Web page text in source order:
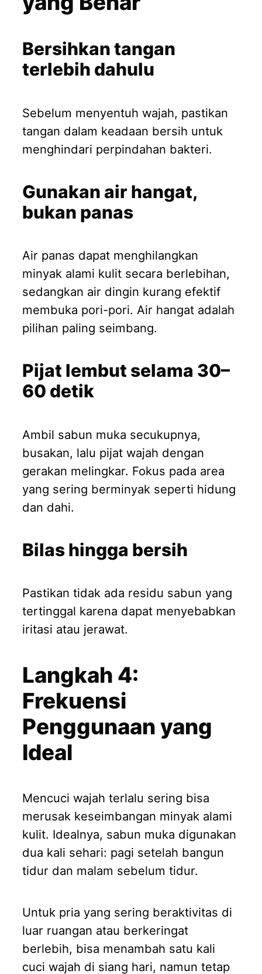
Bersihkan tangan
terlebih dahulu
Sebelum menyentuh wajah, pastikan
tangan dalam keadaan bersih untuk
menghindari perpindahan bakteri.
Gunakan air hangat,
bukan panas
Air panas dapat menghilangkan
minyak alami kulit secara berlebihan,
sedangkan air dingin kurang efektif
membuka pori-pori. Air hangat adalah
pilihan paling seimbang.
Pijat lembut selama 30–
60 detik
Ambil sabun muka secukupnya,
busakan, lalu pijat wajah dengan
gerakan melingkar. Fokus pada area
yang sering berminyak seperti hidung
dan dahi.
Bilas hingga bersih
Pastikan tidak ada residu sabun yang
tertinggal karena dapat menyebabkan
iritasi atau jerawat.
Langkah 4:
Frekuensi
Penggunaan yang
Ideal
Mencuci wajah terlalu sering bisa
merusak keseimbangan minyak alami
kulit. Idealnya, sabun muka digunakan
dua kali sehari: pagi setelah bangun
tidur dan malam sebelum tidur.
Untuk pria yang sering beraktivitas di
luar ruangan atau berkeringat
berlebih, bisa menambah satu kali
cuci wajah di siang hari, namun tetap